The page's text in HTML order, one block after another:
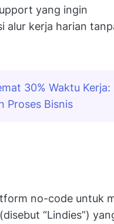
yang ingin
alur kerja harian
30% Waktu Kerja:
Proses Bisnis
no-code untuk
“Lindies”)